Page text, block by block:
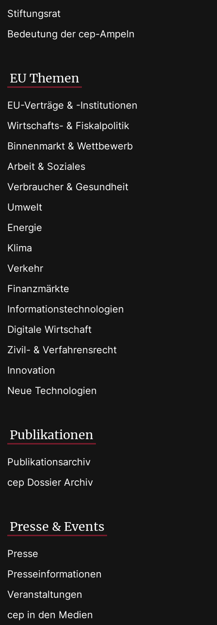
Stiftungsrat
Bedeutung der cep-Ampeln
EU Themen
EU-Verträge & -Institutionen
Wirtschafts- & Fiskalpolitik
Binnenmarkt & Wettbewerb
Arbeit & Soziales
Verbraucher & Gesundheit
Umwelt
Energie
Klima
Verkehr
Finanzmärkte
Informationstechnologien
Digitale Wirtschaft
Zivil- & Verfahrensrecht
Innovation
Neue Technologien
Publikationen
Publikationsarchiv
cep Dossier Archiv
Presse & Events
Presse
Presseinformationen
Veranstaltungen
cep in den Medien